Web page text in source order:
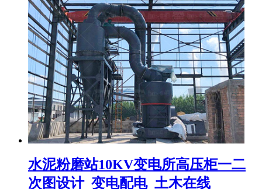
水泥粉磨站10KV变电所高压柜一二
次图设计_变电配电_土木在线